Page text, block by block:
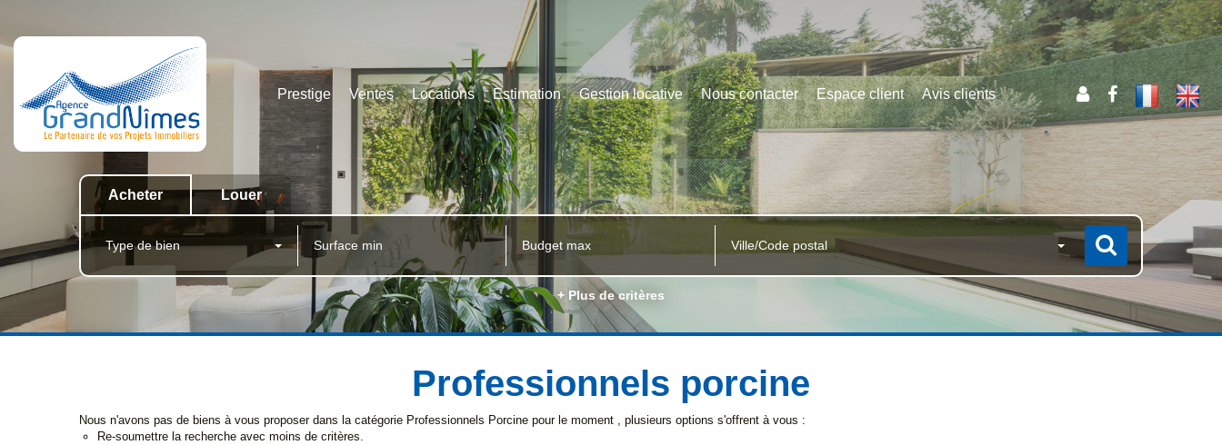
Prestige Ventes Locations Estimation Gestion locative Nous contacter Espace client Avis clients
Acheter Louer
Type de bien Ville/Code postal
+ Plus de critères
Professionnels porcine
Nous n'avons pas de biens à vous proposer dans la catégorie Professionnels Porcine pour le moment , plusieurs options s'offrent à vous :
Re-soumettre la recherche avec moins de critères.